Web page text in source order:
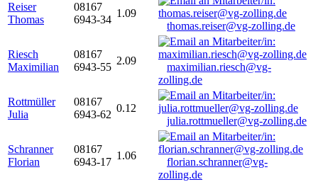
Reiser
Thomas
08167
6943-34
1.09
thomas.reiser@vg-zolling.de
Riesch
Maximilian
08167
6943-55
2.09
maximilian.riesch@vg-
zolling.de
Rottmüller
Julia
08167
6943-62
0.12
julia.rottmueller@vg-zolling.de
Schranner
Florian
08167
6943-17
1.06
florian.schranner@vg-
zolling.de